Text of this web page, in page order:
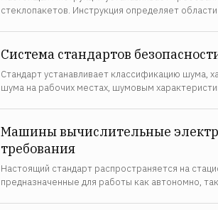
стеклопакетов. Инструкция определяет
Система стандартов
Стандарт устанавливает классификацию шума,
шума на рабочих местах, шумовым
Машины вычислительные
требования
Настоящий стандарт распространяется на
предназначенные для работы как автономно,